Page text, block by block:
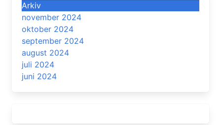
Arkiv
november 2024
oktober 2024
september 2024
august 2024
juli 2024
juni 2024